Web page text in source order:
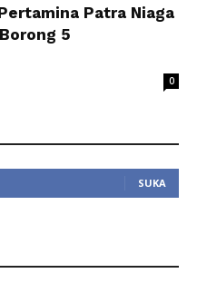
Patra Niaga
5
0
SUKA